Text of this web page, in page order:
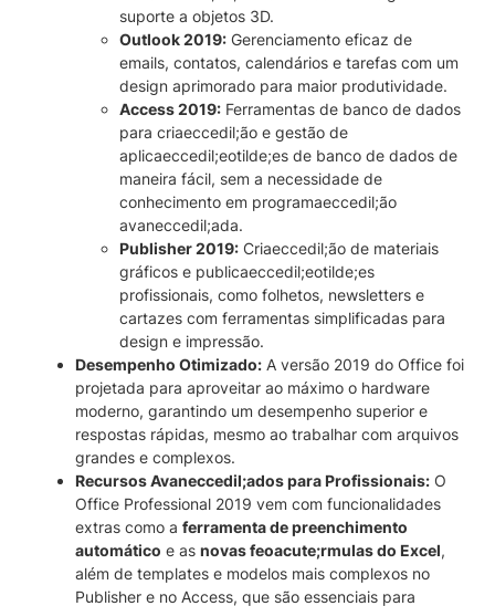
suporte a objetos 3D.
Outlook 2019: Gerenciamento eficaz de
emails, contatos, calendários e tarefas com um
design aprimorado para maior produtividade.
Access 2019: Ferramentas de banco de dados
para criaeccedil;ão e gestão de
aplicaeccedil;eotilde;es de banco de dados de
maneira fácil, sem a necessidade de
conhecimento em programaeccedil;ão
avaneccedil;ada.
Publisher 2019: Criaeccedil;ão de materiais
gráficos e publicaeccedil;eotilde;es
profissionais, como folhetos, newsletters e
cartazes com ferramentas simplificadas para
design e impressão.
Desempenho Otimizado: A versão 2019 do Office foi
projetada para aproveitar ao máximo o hardware
moderno, garantindo um desempenho superior e
respostas rápidas, mesmo ao trabalhar com arquivos
grandes e complexos.
Recursos Avaneccedil;ados para Profissionais: O
Office Professional 2019 vem com funcionalidades
extras como a ferramenta de preenchimento
automático e as novas feoacute;rmulas do Excel,
além de templates e modelos mais complexos no
Publisher e no Access, que são essenciais para